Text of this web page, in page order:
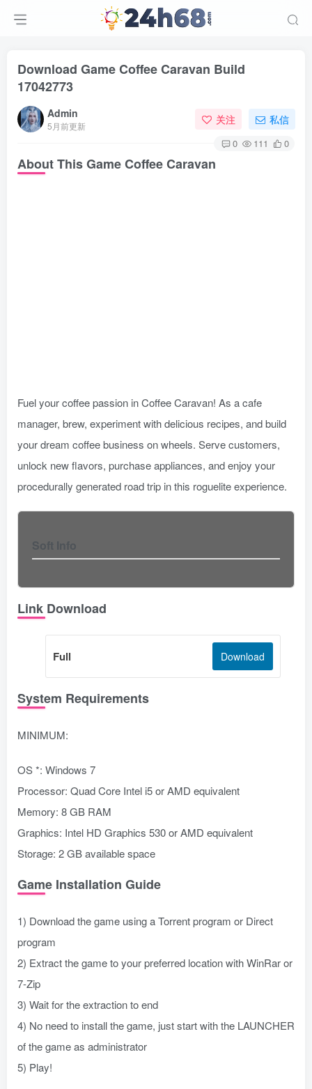
Download Game Coffee Caravan Build
17042773
Admin
5月前更新 关注 私信
0 111 0
About This Game Coffee Caravan
Fuel your coffee passion in Coffee Caravan! As a cafe
manager, brew, experiment with delicious recipes, and build
your dream coffee business on wheels. Serve customers,
unlock new flavors, purchase appliances, and enjoy your
procedurally generated road trip in this roguelite experience.
Soft Info
Link Download
Full Download
System Requirements
MINIMUM:
OS *: Windows 7
Processor: Quad Core Intel i5 or AMD equivalent
Memory: 8 GB RAM
Graphics: Intel HD Graphics 530 or AMD equivalent
Storage: 2 GB available space
Game Installation Guide
1) Download the game using a Torrent program or Direct
program
2) Extract the game to your preferred location with WinRar or
7-Zip
3) Wait for the extraction to end
4) No need to install the game, just start with the LAUNCHER
of the game as administrator
5) Play!